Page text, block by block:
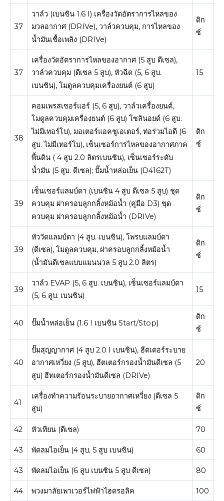
37
วาล์ว (เบนซิน 1.6 I) เครื่องวัดอัตราการไหลของ
มวลอากาศ (DRIVe), วาล์วควบคุม, การไหลของ
น้ำมันเชื้อเพลิง (DRIVe)
ดิก
ซ์
37
เครื่องวัดอัตราการไหลของอากาศ (5 สูบ ดีเซล),
วาล์วควบคุม (ดีเซล 5 สูบ), หัวฉีด (5, 6 สูบ.
เบนซิน), โมดูลควบคุมเครื่องยนต์ (6 สูบ)
15
38
คอมเพรสเซอร์แอร์ (5, 6 สูบ), วาล์วเครื่องยนต์,
โมดูลควบคุมเครื่องยนต์ (6 สูบ) โซลินอยด์ (6 สูบ.
ไม่มีเทอร์โบ), มอเตอร์แอคชูเอเตอร์, ท่อร่วมไอดี (6
สูบ. ไม่มีเทอร์โบ), เซ็นเซอร์การไหลของอากาศภาค
พื้นดิน ( 4 สูบ 2.0 ลิตรเบนซิน), เซ็นเซอร์ระดับ
น้ำมัน (5 สูบ. ดีเซล);ปั๊มน้ำหล่อเย็น (D4162T)
ดิก
ซ์
39
เซ็นเซอร์แลมบ์ดา (เบนซิน 4 สูบ ดีเซล 5 สูบ) ชุด
ควบคุม ฝาครอบลูกกลิ้งหม้อน้ำ (คู่มือ D3) ชุด
ควบคุม ฝาครอบลูกกลิ้งหม้อน้ำ (DRIVe)
ดิก
ซ์
39
หัววัดแลมบ์ดา (4 สูบ. เบนซิน), โพรบแลมบ์ดา
(ดีเซล), โมดูลควบคุม, ฝาครอบลูกกลิ้งหม้อน้ำ
(น้ำมันดีเซลแบบแมนนวล 5 สูบ 2.0 ลิตร)
ดิก
ซ์
39
วาล์ว EVAP (5, 6 สูบ. เบนซิน), เซ็นเซอร์แลมบ์ดา
(5, 6 สูบ. เบนซิน)
15
40 ปั๊มน้ำหล่อเย็น (1.6 I เบนซิน Start/Stop)
ดิก
ซ์
40
ปั๊มสุญญากาศ (4 สูบ 2.0 I เบนซิน), ฮีตเตอร์ระบาย
อากาศเหวี่ยง (5 สูบ), ฮีตเตอร์กรองน้ำมันดีเซล (5
สูบ) ฮีทเตอร์กรองน้ำมันดีเซล (DRIVe)
20
41
เครื่องทำความร้อนระบายอากาศเหวี่ยง (ดีเซล 5
สูบ)
ดิก
ซ์
42 หัวเทียน (ดีเซล) 70
43 พัดลมไอเย็น (4 สูบ, 5 สูบ เบนซิน) 60
43 พัดลมไอเย็น (6 สูบ เบนซิน 5 สูบ ดีเซล) 80
44 พวงมาลัยเพาเวอร์ไฟฟ้าไฮดรอลิค 100